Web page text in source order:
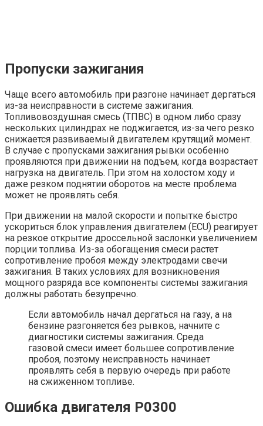
Пропуски зажигания
Чаще всего автомобиль при разгоне начинает дергаться
из-за неисправности в системе зажигания.
Топливовоздушная смесь (ТПВС) в одном либо сразу
нескольких цилиндрах не поджигается, из-за чего резко
снижается развиваемый двигателем крутящий момент.
В случае с пропусками зажигания рывки особенно
проявляются при движении на подъем, когда возрастает
нагрузка на двигатель. При этом на холостом ходу и
даже резком поднятии оборотов на месте проблема
может не проявлять себя.
При движении на малой скорости и попытке быстро
ускориться блок управления двигателем (ECU) реагирует
на резкое открытие дроссельной заслонки увеличением
порции топлива. Из-за обогащения смеси растет
сопротивление пробоя между электродами свечи
зажигания. В таких условиях для возникновения
мощного разряда все компоненты системы зажигания
должны работать безупречно.
Если автомобиль начал дергаться на газу, а на
бензине разгоняется без рывков, начните с
диагностики системы зажигания. Среда
газовой смеси имеет большее сопротивление
пробоя, поэтому неисправность начинает
проявлять себя в первую очередь при работе
на сжиженном топливе.
Ошибка двигателя P0300